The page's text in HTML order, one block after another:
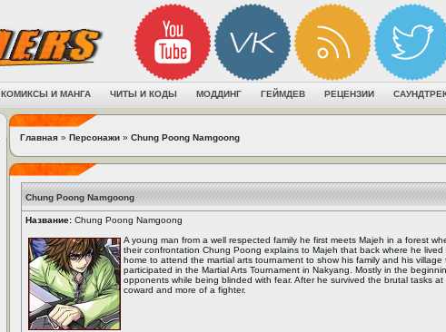
КОМИКСЫ И МАНГА ЧИТЫ И КОДЫ МОДДИНГ ГЕЙМДЕВ РЕЦЕНЗИИ
Главная » Персонажи » Chung Poong Namgoong
Chung Poong Namgoong
Название: Chung Poong Namgoong
A young man from a well respected family he first meets Majeh in a forest
their confrontation Chung Poong explains to Majeh that back where he
home to attend the martial arts tournament to show his family and his
participated in the Martial Arts Tournament in Nakyang. Mostly in the
opponents while being blinded with fear. After he survived the brutal tasks
coward and more of a fighter.